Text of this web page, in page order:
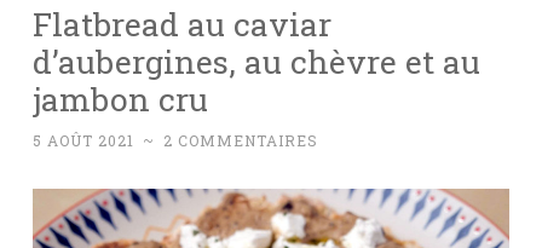
Flatbread au caviar
d’aubergines, au chèvre et au
jambon cru
5 AOÛT 2021 ~ 2 COMMENTAIRES